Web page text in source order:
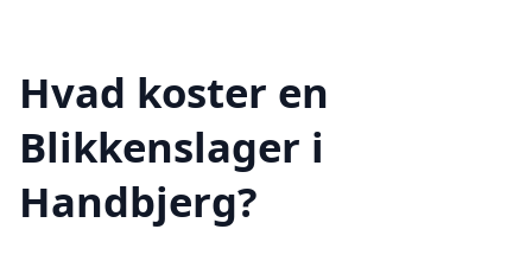
Hvad koster en
Blikkenslager i
Handbjerg?